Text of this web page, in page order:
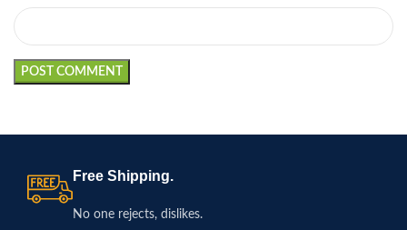
Free Shipping.
No one rejects, dislikes.